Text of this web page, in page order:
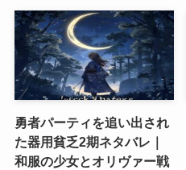
勇者パーティを追い出され
た器用貧乏2期ネタバレ｜
和服の少女とオリヴァー戦